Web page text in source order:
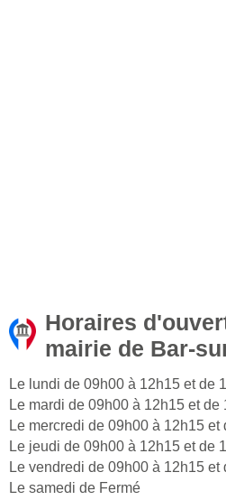
Horaires
mairie de Bar-
Le lundi de 09h00 à 12h15 et de
Le mardi de 09h00 à 12h15 et de
Le mercredi de 09h00 à 12h15
Le jeudi de 09h00 à 12h15 et de
Le vendredi de 09h00 à 12h15 et
Le samedi de Fermé